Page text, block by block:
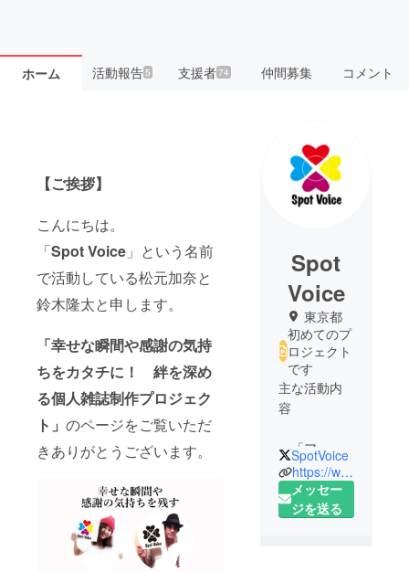
ホーム 活動報告5 支援者74 仲間募集 コメント
【ご挨拶】
こんにちは。
「Spot Voice 」という名前
で活動している松元加奈と
鈴木隆太と申します。
「幸せな瞬間や感謝の気持
ちをカタチに！ 絆を深め
る個人雑誌制作プロジェク
ト」 のページをご覧いただ
きありがとうございます。
Spot
Voice
東京都
初めてのプ
ロジェクト
です
主な活動内
容
・「アー
ティストを
もっと身近
に。」
SpotVoice
https://www.facebook.com/spot.voice/
メッセー
ジを送る